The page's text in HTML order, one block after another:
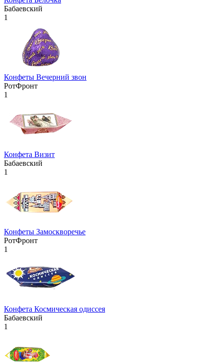
Бабаевский
1
Конфеты Вечерний звон
РотФронт
1
Конфета Визит
Бабаевский
1
Конфеты Замоскворечье
РотФронт
1
Конфета Космическая одиссея
Бабаевский
1